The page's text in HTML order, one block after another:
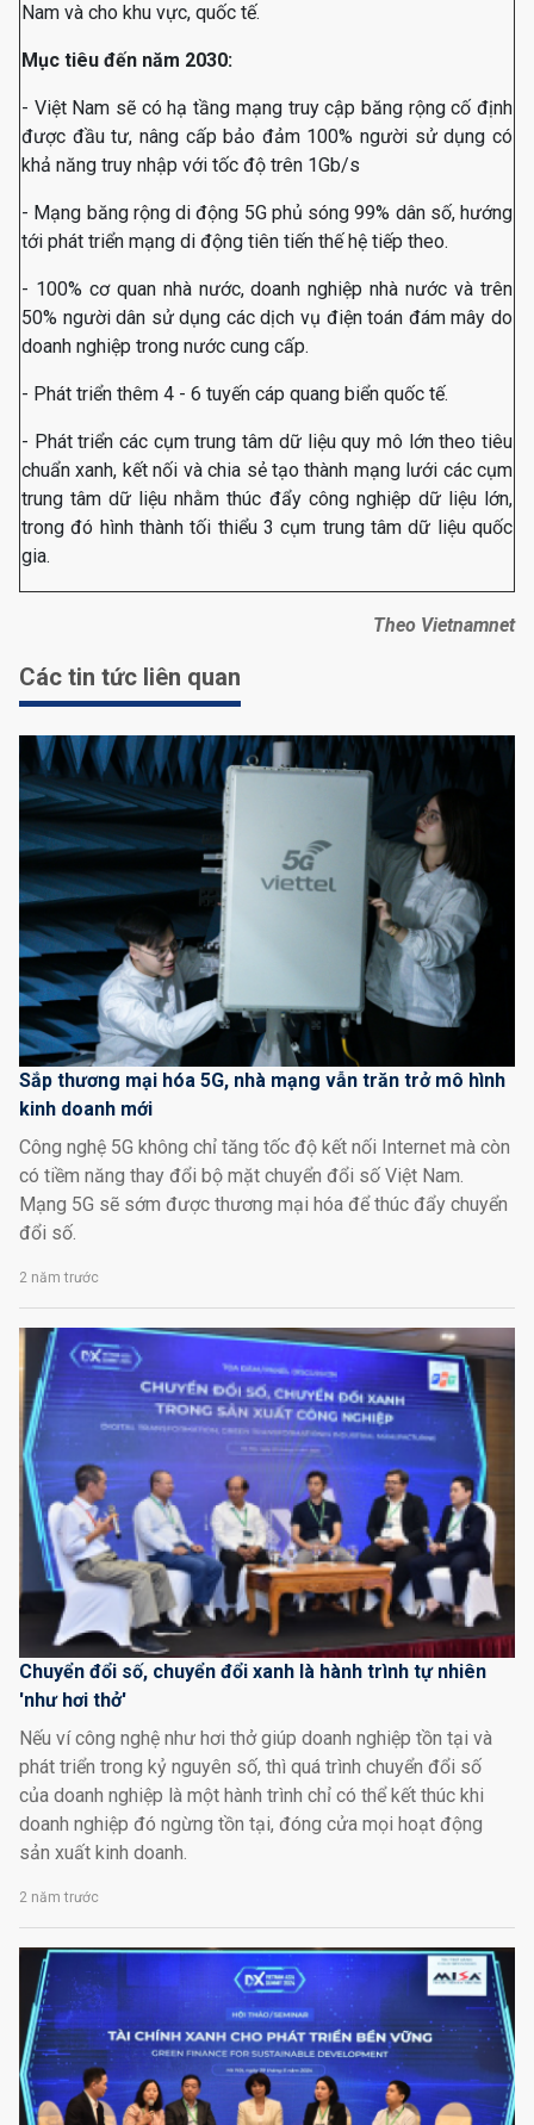
Nam và cho khu vực, quốc tế.
Mục tiêu đến năm 2030:
- Việt Nam sẽ có hạ tầng mạng truy cập băng rộng cố định
được đầu tư, nâng cấp bảo đảm 100% người sử dụng có
khả năng truy nhập với tốc độ trên 1Gb/s
- Mạng băng rộng di động 5G phủ sóng 99% dân số, hướng
tới phát triển mạng di động tiên tiến thế hệ tiếp theo.
- 100% cơ quan nhà nước, doanh nghiệp nhà nước và trên
50% người dân sử dụng các dịch vụ điện toán đám mây do
doanh nghiệp trong nước cung cấp.
- Phát triển thêm 4 - 6 tuyến cáp quang biển quốc tế.
- Phát triển các cụm trung tâm dữ liệu quy mô lớn theo tiêu
chuẩn xanh, kết nối và chia sẻ tạo thành mạng lưới các cụm
trung tâm dữ liệu nhằm thúc đẩy công nghiệp dữ liệu lớn,
trong đó hình thành tối thiểu 3 cụm trung tâm dữ liệu quốc
gia.
Theo Vietnamnet
Các tin tức liên quan
Sắp thương mại hóa 5G, nhà mạng vẫn trăn trở mô hình
kinh doanh mới
Công nghệ 5G không chỉ tăng tốc độ kết nối Internet mà còn
có tiềm năng thay đổi bộ mặt chuyển đổi số Việt Nam.
Mạng 5G sẽ sớm được thương mại hóa để thúc đẩy chuyển
đổi số.
2 năm trước
Chuyển đổi số, chuyển đổi xanh là hành trình tự nhiên
'như hơi thở'
Nếu ví công nghệ như hơi thở giúp doanh nghiệp tồn tại và
phát triển trong kỷ nguyên số, thì quá trình chuyển đổi số
của doanh nghiệp là một hành trình chỉ có thể kết thúc khi
doanh nghiệp đó ngừng tồn tại, đóng cửa mọi hoạt động
sản xuất kinh doanh.
2 năm trước